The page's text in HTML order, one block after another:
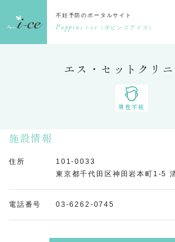
不妊予防のポータルサイト
Poppins i-ce （ポピンズアイス）
エス・セットクリニ
男性不妊
施設情報
住所
101-0033
東京都千代田区神田岩本町1-5
電話番号 03-6262-0745